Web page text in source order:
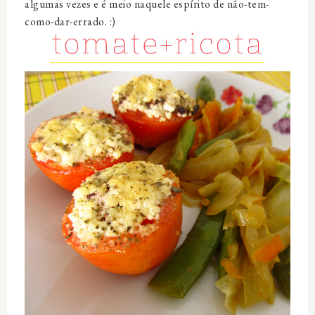
algumas vezes e é meio naquele espírito de não-tem-
como-dar-errado. :)